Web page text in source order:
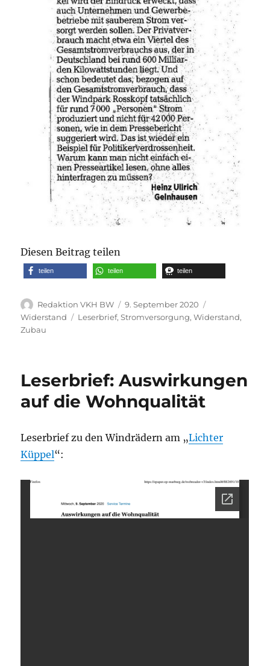
Diesen Beitrag teilen
teilen teilen teilen
Autor
Redaktion VKH BW
Veröffentlicht
am
9. September 2020
Widerstand
Schlagwörter
Leserbrief,Stromversorgung,Widerstand,
Zubau
Leserbrief: Auswirkungen
auf die Wohnqualität
Leserbrief zu den Windrädern am „Lichter
Küppel“: